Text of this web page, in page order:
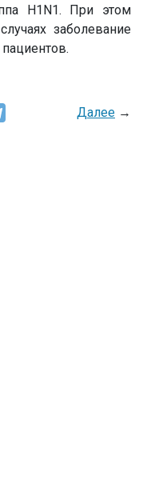
H1N1. При этом
заболевание
Далее →